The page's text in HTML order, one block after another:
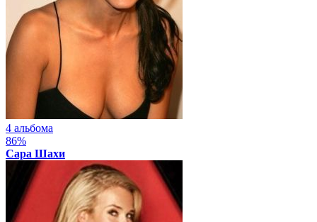
4 альбома
86%
Сара Шахи